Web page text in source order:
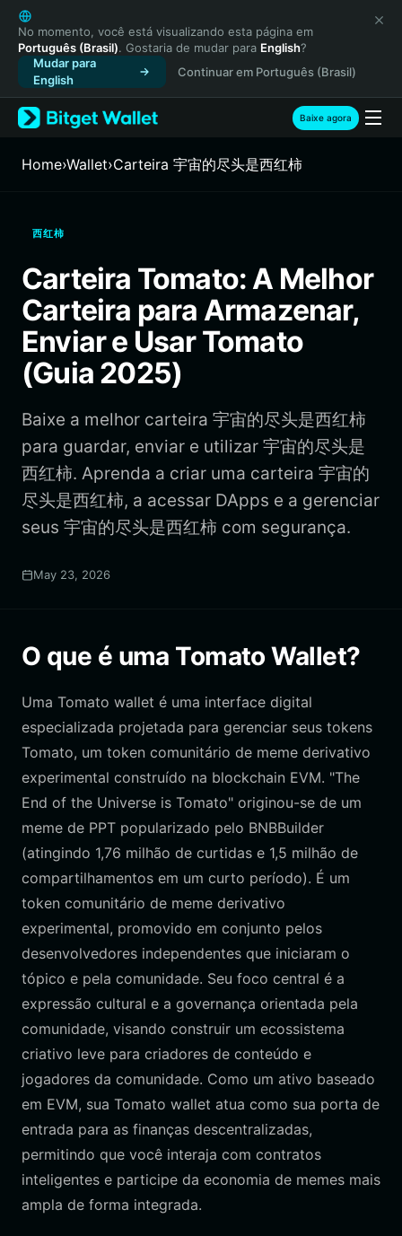
English
日本語
Tiếng Việt
Русский
Español (Latinoamérica)
Türkçe
Français
繁體中文
Bahasa Indonesia
ภาษาไทย
हिन्दी
Español
Português (Brasil)
No momento, você está visualizando esta página em
Português (Brasil). Gostaria de mudar para English?
Mudar para
English
Continuar em Português (Brasil)
Baixe agora
Home›Wallet›Carteira 宇宙的尽头是西红柿
西红柿
Carteira Tomato: A Melhor
Carteira para Armazenar,
Enviar e Usar Tomato
(Guia 2025)
Baixe a melhor carteira 宇宙的尽头是西红柿
para guardar, enviar e utilizar 宇宙的尽头是
西红柿. Aprenda a criar uma carteira 宇宙的
尽头是西红柿, a acessar DApps e a gerenciar
seus 宇宙的尽头是西红柿 com segurança.
May 23, 2026
O que é uma Tomato Wallet?
Uma Tomato wallet é uma interface digital
especializada projetada para gerenciar seus tokens
Tomato, um token comunitário de meme derivativo
experimental construído na blockchain EVM. "The
End of the Universe is Tomato" originou-se de um
meme de PPT popularizado pelo BNBBuilder
(atingindo 1,76 milhão de curtidas e 1,5 milhão de
compartilhamentos em um curto período). É um
token comunitário de meme derivativo
experimental, promovido em conjunto pelos
desenvolvedores independentes que iniciaram o
tópico e pela comunidade. Seu foco central é a
expressão cultural e a governança orientada pela
comunidade, visando construir um ecossistema
criativo leve para criadores de conteúdo e
jogadores da comunidade. Como um ativo baseado
em EVM, sua Tomato wallet atua como sua porta de
entrada para as finanças descentralizadas,
permitindo que você interaja com contratos
inteligentes e participe da economia de memes mais
ampla de forma integrada.